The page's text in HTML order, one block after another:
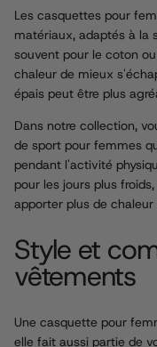
Les casquettes pour
matériaux, adaptés à la
souvent pour le coton
chaleur de mieux
épais peut être plus
Dans notre collection,
de sport pour femmes
pendant l'activité
pour les jours plus froids,
apporter plus de
Style et
vêtements
Une casquette pour
elle fait aussi partie de